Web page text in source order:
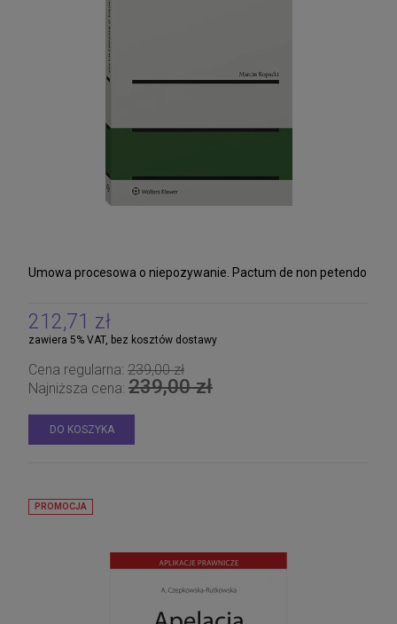
Umowa procesowa o niepozywanie. Pactum de non petendo
212,71 zł
zawiera 5% VAT, bez kosztów dostawy
Cena regularna: 239,00 zł
Najniższa cena: 239,00 zł
DO KOSZYKA
PROMOCJA